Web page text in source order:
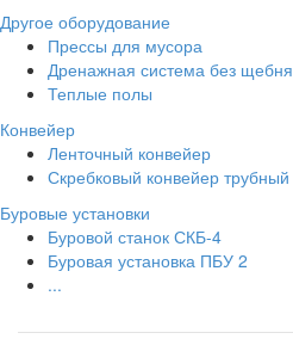
Другое оборудование
Прессы для мусора
Дренажная система без щебня
Теплые полы
Конвейер
Ленточный конвейер
Скребковый конвейер трубный
Буровые установки
Буровой станок СКБ-4
Буровая установка ПБУ 2
...